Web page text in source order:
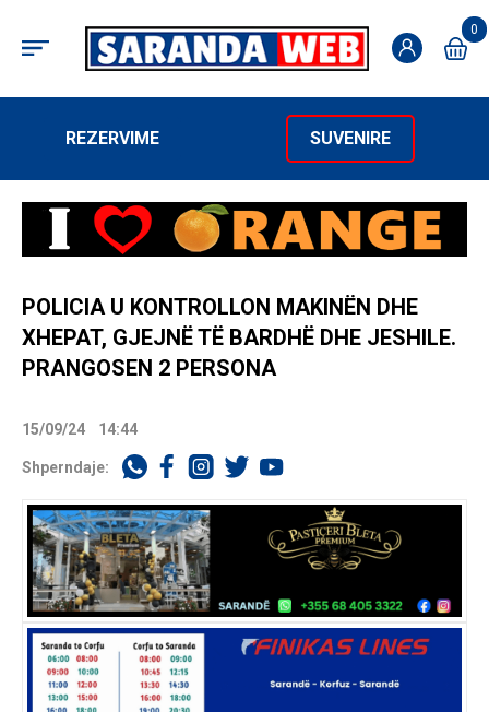
0
REZERVIME SUVENIRE
POLICIA U KONTROLLON MAKINËN DHE
XHEPAT, GJEJNË TË BARDHË DHE JESHILE.
PRANGOSEN 2 PERSONA
15/09/24 14:44
Shperndaje: